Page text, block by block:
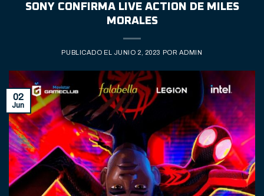
SONY CONFIRMA LIVE ACTION DE MILES
MORALES
PUBLICADO EL JUNIO 2, 2023 POR ADMIN
02
Jun